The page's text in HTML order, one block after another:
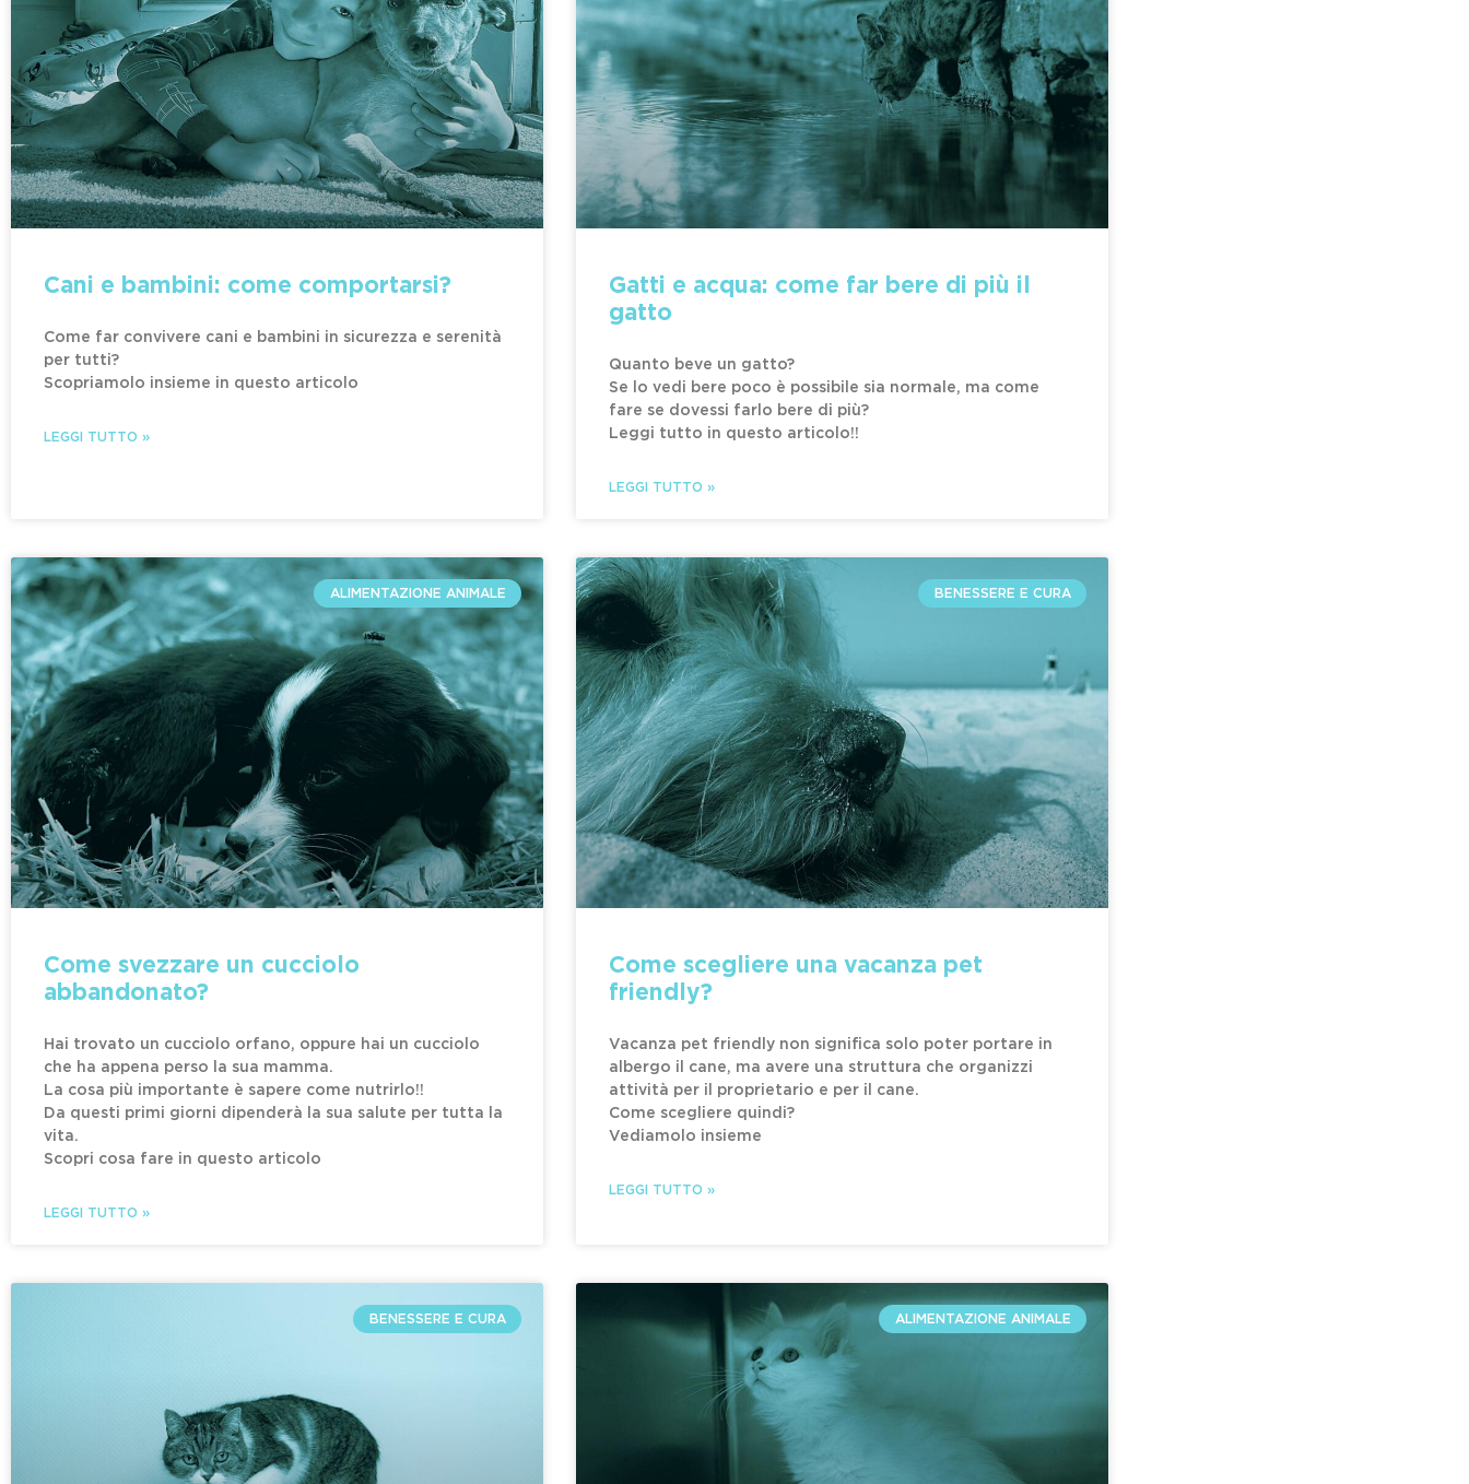
Cani e bambini: come comportarsi?
Come far convivere cani e bambini in sicurezza e serenità
per tutti?
Scopriamolo insieme in questo articolo
LEGGI TUTTO »
Gatti e acqua: come far bere di più il
gatto
Quanto beve un gatto?
Se lo vedi bere poco è possibile sia normale, ma come
fare se dovessi farlo bere di più?
Leggi tutto in questo articolo!!
LEGGI TUTTO »
ALIMENTAZIONE ANIMALE
Come svezzare un cucciolo
abbandonato?
Hai trovato un cucciolo orfano, oppure hai un cucciolo
che ha appena perso la sua mamma.
La cosa più importante è sapere come nutrirlo!!
Da questi primi giorni dipenderà la sua salute per tutta la
vita.
Scopri cosa fare in questo articolo
LEGGI TUTTO »
BENESSERE E CURA
Come scegliere una vacanza pet
friendly?
Vacanza pet friendly non significa solo poter portare in
albergo il cane, ma avere una struttura che organizzi
attività per il proprietario e per il cane.
Come scegliere quindi?
Vediamolo insieme
LEGGI TUTTO »
BENESSERE E CURA ALIMENTAZIONE ANIMALE